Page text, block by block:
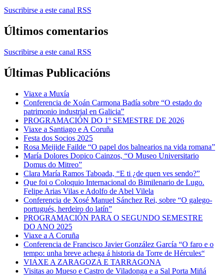
Suscribirse a este canal RSS
Últimos comentarios
Suscribirse a este canal RSS
Últimas Publicacións
Viaxe a Muxía
Conferencia de Xoán Carmona Badía sobre “O estado do
patrimonio industrial en Galicia”
PROGRAMACIÓN DO 1º SEMESTRE DE 2026
Viaxe a Santiago e A Coruña
Festa dos Socios 2025
Rosa Meijide Failde “O papel dos balnearios na vida romana”
María Dolores Dopico Cainzos, “O Museo Universitario
Domus do Mitreo”
Clara María Ramos Taboada, “E ti ¿de quen ves sendo?”
Que foi o Coloquio Internacional do Bimilenario de Lugo.
Felipe Arias Vilas e Adolfo de Abel Vilela
Conferencia de Xosé Manuel Sánchez Rei, sobre “O galego-
portugués, herdeiro do latín”
PROGRAMACIÓN PARA O SEGUNDO SEMESTRE
DO ANO 2025
Viaxe a A Coruña
Conferencia de Francisco Javier González García “O faro e o
tempo: unha breve achega á historia da Torre de Hércules“
VIAXE A ZARAGOZA E TARRAGONA
Visitas ao Mueso e Castro de Viladonga e a Sal Porta Miñá